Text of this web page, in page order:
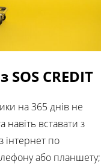
SOS CREDIT
на 365 днів не
навіть вставати з
інтернет по
або планшету;